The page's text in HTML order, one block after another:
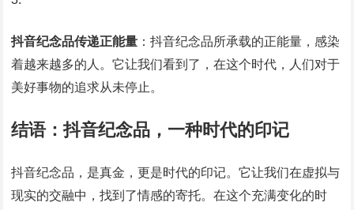
抖音纪念品传递正能量 ：抖音纪念品所承载的正能量，感染
着越来越多的人。它让我们看到了，在这个时代，人们对于
美好事物的追求从未停止。
结语：抖音纪念品，一种时代的印记
抖音纪念品，是真金，更是时代的印记。它让我们在虚拟与
现实的交融中，找到了情感的寄托。在这个充满变化的时